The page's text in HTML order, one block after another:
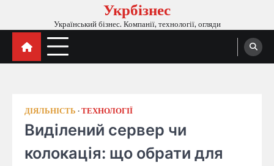
вмісту
Укрбізнес
Український бізнес. Компанії, технології, огляди
ДІЯЛЬНІСТЬ ТЕХНОЛОГІЇ
Виділений сервер чи
колокація: що обрати для